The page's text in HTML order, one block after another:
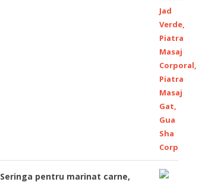
Seringa pentru marinat carne,